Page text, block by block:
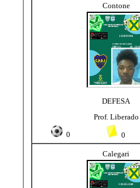
Contone
DEFESA
Prof. Liberado
0
0
Calegari